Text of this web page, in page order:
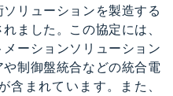
リューションを製造する
ました。この協定には、
ーションソリューション
制御盤統合などの統合電
含まれています。また、